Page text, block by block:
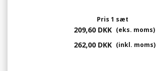
Pris 1 sæt
209,60 DKK (eks. moms)
262,00 DKK (inkl. moms)